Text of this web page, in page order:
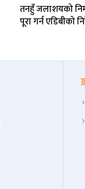
तनहुँ जलाशयको
पूरा गर्न एडिबीको